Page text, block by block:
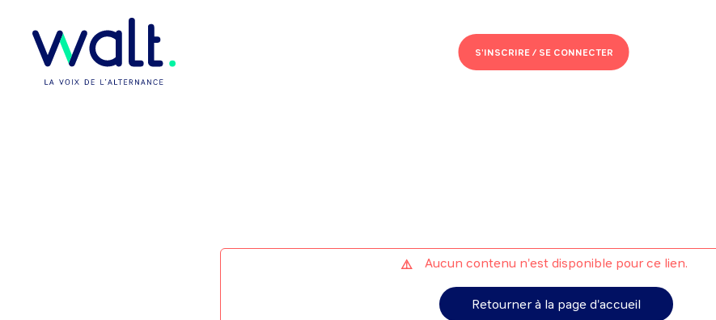
S'INSCRIRE /SE CONNECTER
Aucun contenu n'est disponible pour ce lien.
Retourner à la page d'accueil